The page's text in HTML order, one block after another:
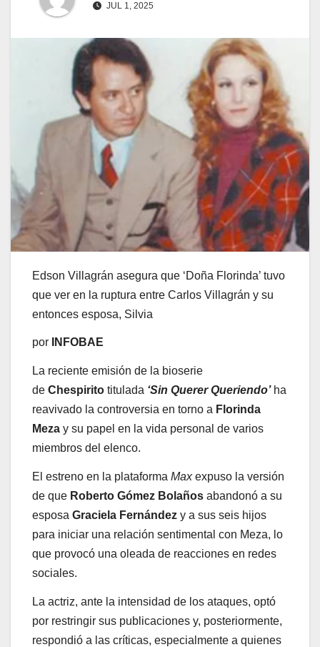
JUL 1, 2025
Edson Villagrán asegura que ‘Doña Florinda’ tuvo
que ver en la ruptura entre Carlos Villagrán y su
entonces esposa, Silvia
por INFOBAE
La reciente emisión de la bioserie
de Chespirito titulada ‘Sin Querer Queriendo’ha
reavivado la controversia en torno a Florinda
Meza y su papel en la vida personal de varios
miembros del elenco.
El estreno en la plataforma Maxexpuso la versión
de que Roberto Gómez Bolaños abandonó a su
esposa Graciela Fernández y a sus seis hijos
para iniciar una relación sentimental con Meza, lo
que provocó una oleada de reacciones en redes
sociales.
La actriz, ante la intensidad de los ataques, optó
por restringir sus publicaciones y, posteriormente,
respondió a las críticas, especialmente a quienes